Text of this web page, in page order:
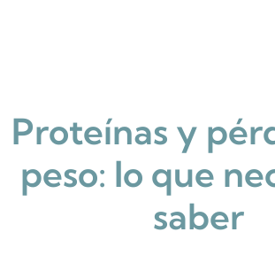
Proteínas y
peso: lo que
saber